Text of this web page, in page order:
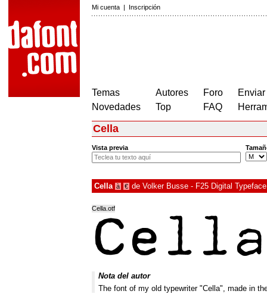
Mi cuenta | Inscripción
Temas
Novedades
Autores
Top
Foro
FAQ
Cella
Vista previa
Cella à € de Volker Busse - F25 Digital
Cella.otf
Nota del autor
The font of my old typewriter "Cella", made in